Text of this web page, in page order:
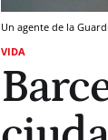
Un agente de la
VIDA